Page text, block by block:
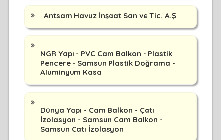
Antsam Havuz İnşaat San ve Tic. A.Ş
NGR Yapı - PVC Cam Balkon - Plastik
Pencere - Samsun Plastik Doğrama -
Aluminyum Kasa
Dünya Yapı - Cam Balkon - Çatı
İzolasyon - Samsun Cam Balkon -
Samsun Çatı İzolasyon